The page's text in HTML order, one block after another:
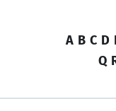
A B C D
Q